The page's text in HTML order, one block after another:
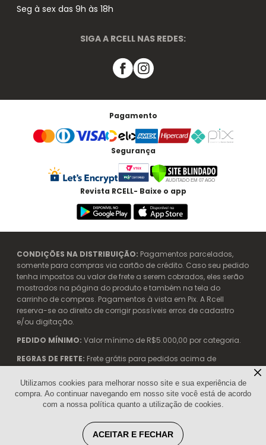
Utilizamos cookies para melhorar nosso site e sua experiência de
compra. Ao continuar navegando em nosso site você está de acordo
com a nossa política quanto a utilização de cookies.
ACEITAR E FECHAR
Seg à sex das 9h às 18h
SIGA A RCELL NAS REDES:
Pagamento
Segurança
Revista RCELL- Baixe o app
CONDIÇÕES NA DISTRIBUIÇÃO: Pagamentos parcelados,
somente para compras via cartão de crédito. Caso seu pedido
tenha impostos ou valor de frete a serem cobrados, eles serão
mostrados na página do produto e também na tela do
carrinho de compras. Pagamentos à vista em Pix. A Rcell
reserva-se ao direito de corrigir possíveis erros de cadastro
e/ou digitação.
PEDIDO MÍNIMO: Valor mínimo de R$5.000,00 por categoria.
REGRAS DE FRETE: Frete grátis para pedidos acima de
Rcell Telecom. - 04.904.042/0002-99 | Avenida das Nações